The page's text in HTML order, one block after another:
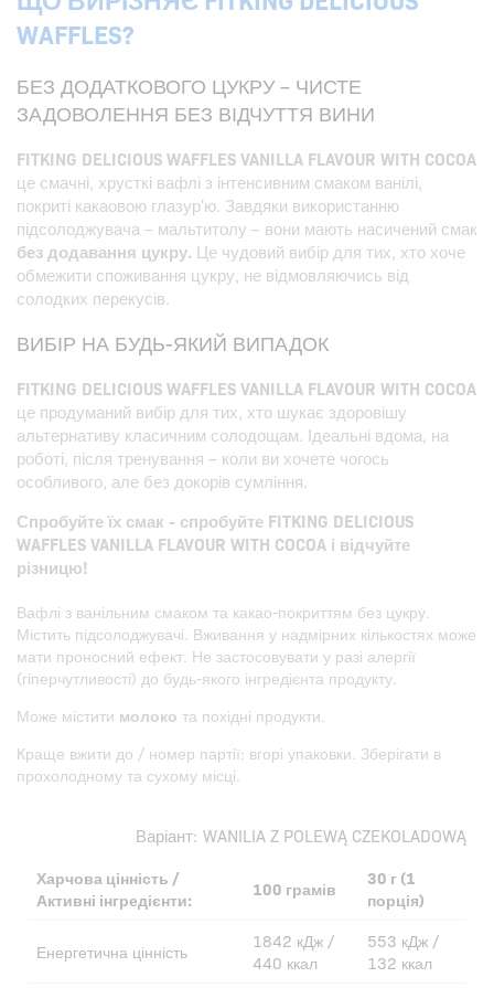
WAFFLES?
БЕЗ ДОДАТКОВОГО ЦУКРУ – ЧИСТЕ
ЗАДОВОЛЕННЯ БЕЗ ВІДЧУТТЯ ВИНИ
FITKING DELICIOUS WAFFLES VANILLA FLAVOUR WITH COCOA
це смачні, хрусткі вафлі з інтенсивним смаком ванілі,
покриті какаовою глазур'ю. Завдяки використанню
підсолоджувача – мальтитолу – вони мають насичений смак
без додавання цукру. Це чудовий вибір для тих, хто хоче
обмежити споживання цукру, не відмовляючись від
солодких перекусів.
ВИБІР НА БУДЬ-ЯКИЙ ВИПАДОК
FITKING DELICIOUS WAFFLES VANILLA FLAVOUR WITH COCOA
це продуманий вибір для тих, хто шукає здоровішу
альтернативу класичним солодощам. Ідеальні вдома, на
роботі, після тренування – коли ви хочете чогось
особливого, але без докорів сумління.
Спробуйте їх смак - спробуйте FITKING DELICIOUS
WAFFLES VANILLA FLAVOUR WITH COCOA і відчуйте
різницю!
Вафлі з ванільним смаком та какао-покриттям без цукру.
Містить підсолоджувачі. Вживання у надмірних кількостях може
мати проносний ефект. Не застосовувати у разі алергії
(гіперчутливості) до будь-якого інгредієнта продукту.
Може містити молоко та похідні продукти.
Краще вжити до / номер партії: вгорі упаковки. Зберігати в
прохолодному та сухому місці.
Варіант: WANILIA Z POLEWĄ CZEKOLADOWĄ
Харчова цінність /
Активні інгредієнти:
100 грамів
30 г (1
порція)
Енергетична цінність
1842 кДж /
440 ккал
553 кДж /
132 ккал